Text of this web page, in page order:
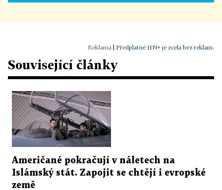
Předplatné HN+ je zcela bez reklam.
Související články
Američané pokračují v náletech na
Islámský stát. Zapojit se chtějí i evropské
země